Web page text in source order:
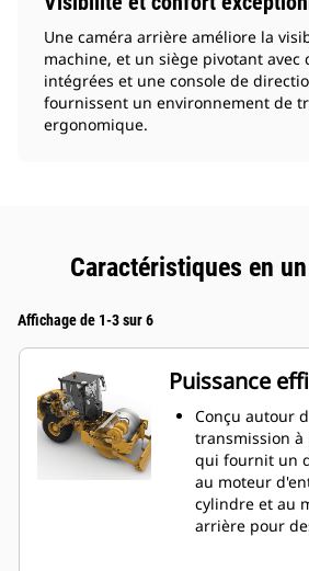
Une caméra arrière améliore la
machine, et un siège pivotant avec
intégrées et une console de
fournissent un environnement de
ergonomique.
Caractéristiques en
Affichage de 1-3 sur 6
Puissance
Conçu autour
transmission à
qui fournit un
au moteur
cylindre et au
arrière pour